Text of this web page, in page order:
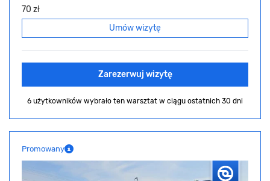
70 zł
Umów wizytę
Zarezerwuj wizytę
6 użytkowników wybrało ten warsztat w ciągu ostatnich 30 dni
Promowany